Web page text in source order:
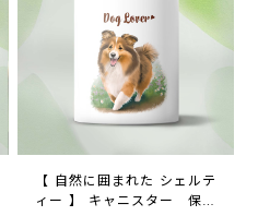
【 自然に囲まれた シェルテ
ィー 】 キャニスター 保存